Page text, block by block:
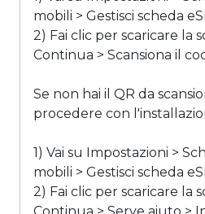
mobili > Gestisci scheda
2) Fai clic per scaricare la
Continua > Scansiona il
Se non hai il QR da
procedere con
1) Vai su Impostazioni >
mobili > Gestisci scheda
2) Fai clic per scaricare la